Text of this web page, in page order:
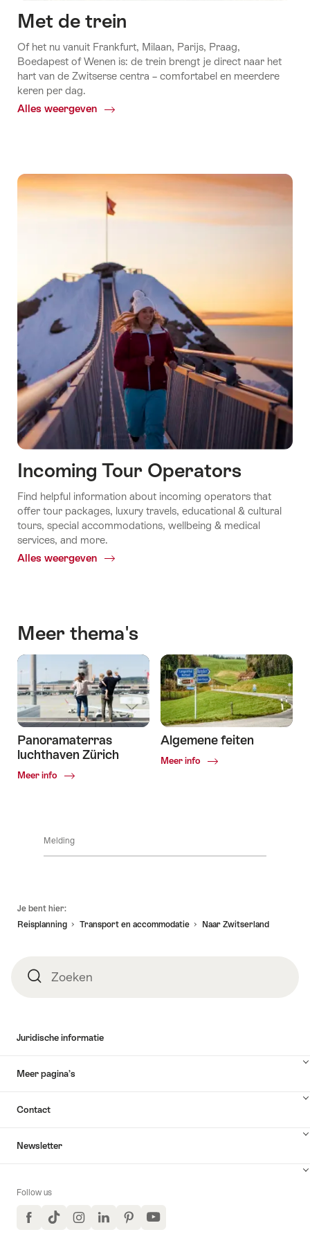
Met de trein
Of het nu vanuit Frankfurt, Milaan, Parijs, Praag,
Boedapest of Wenen is: de trein brengt je direct naar het
hart van de Zwitserse centra – comfortabel en meerdere
keren per dag.
Alles weergeven
Common.Of
Incoming Tour Operators
Find helpful information about incoming operators that
offer tour packages, luxury travels, educational & cultural
tours, special accommodations, wellbeing & medical
services, and more.
Alles weergeven
Common.Of
Meer thema's
Panoramaterras
luchthaven Zürich
Meer info Common.Of
Algemene feiten
Meer info
Common.Of
Melding
Je bent hier:
Reisplanning
Transport en accommodatie Naar Zwitserland
ZoekenZoeken
Juridische informatie
Meer pagina’s
Contact
Newsletter
Follow us
FacebookTikTokInstagramLinkedInPinterestYouTube